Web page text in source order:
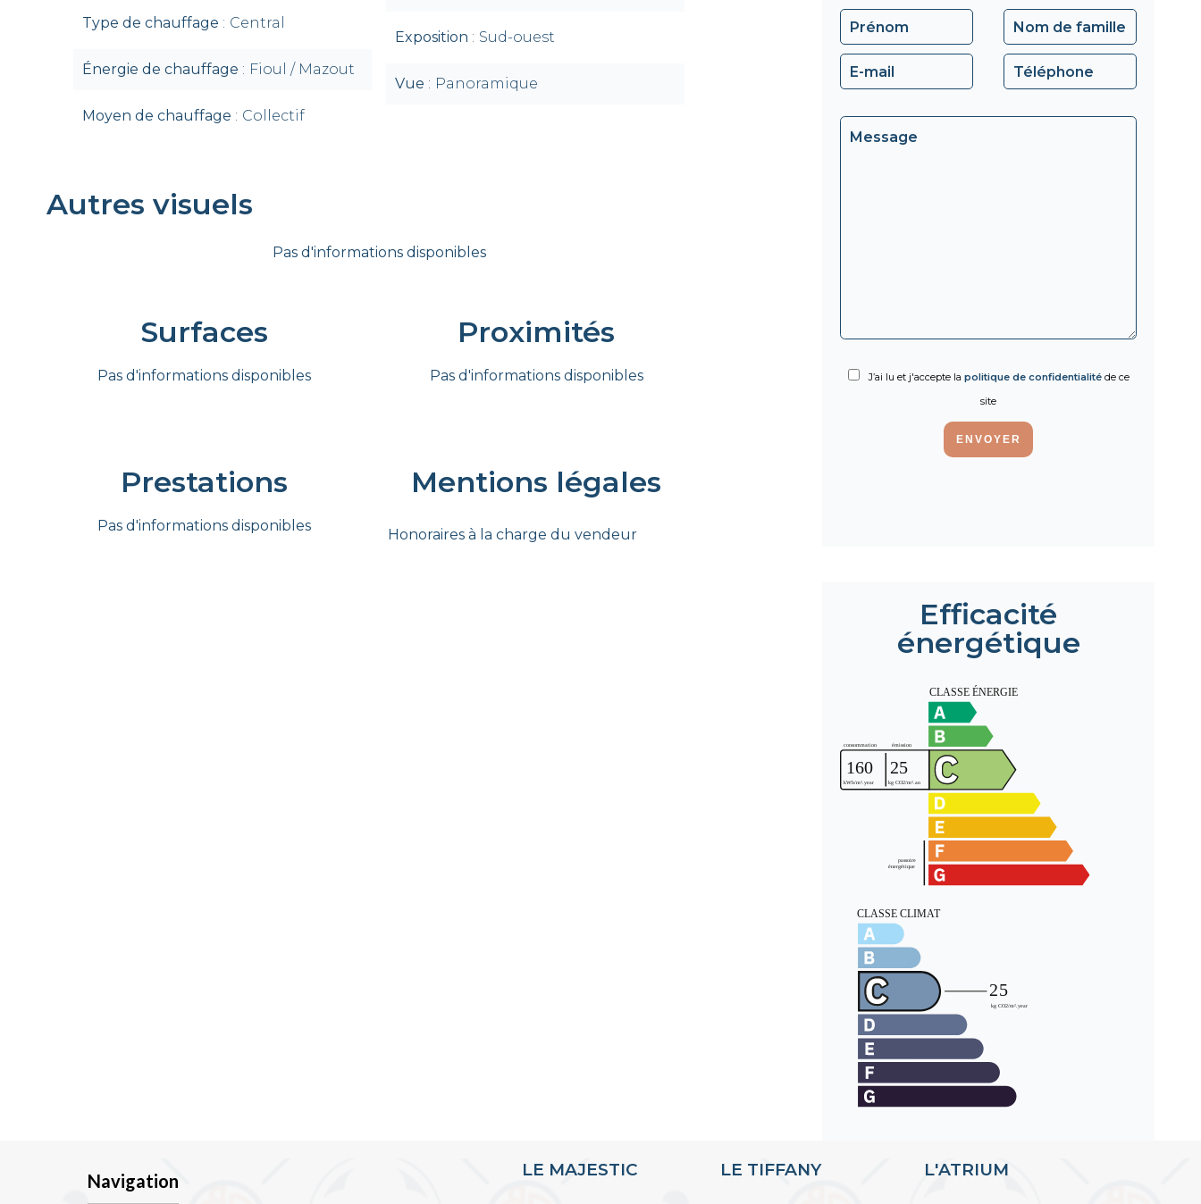
Type de chauffage Central
Énergie de chauffage Fioul / Mazout
Moyen de chauffage Collectif
Exposition Sud-ouest
Vue Panoramique
Autres visuels
Pas d'informations disponibles
Surfaces
Pas d'informations disponibles
Proximités
Pas d'informations disponibles
Prestations
Pas d'informations disponibles
Mentions légales
Honoraires à la charge du vendeur
J’ai lu et j'accepte la politique de confidentialitéde ce
site
ENVOYER
Efficacité
énergétique
Navigation
LE MAJESTIC LE TIFFANY L'ATRIUM